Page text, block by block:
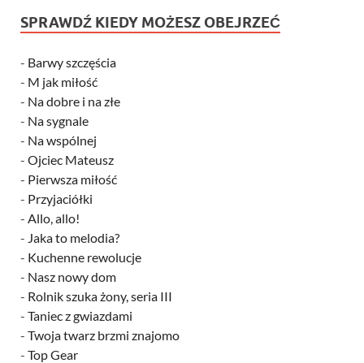
SPRAWDŹ KIEDY MOŻESZ OBEJRZEĆ
- Barwy szczęścia
- M jak miłość
- Na dobre i na złe
- Na sygnale
- Na wspólnej
- Ojciec Mateusz
- Pierwsza miłość
- Przyjaciółki
- Allo, allo!
- Jaka to melodia?
- Kuchenne rewolucje
- Nasz nowy dom
- Rolnik szuka żony, seria III
- Taniec z gwiazdami
- Twoja twarz brzmi znajomo
- Top Gear